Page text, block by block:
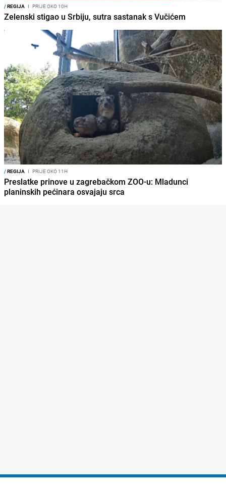
/REGIJA I PRIJE OKO 10H
Zelenski stigao u Srbiju, sutra sastanak s Vučićem
/REGIJA I PRIJE OKO 11H
Preslatke prinove u zagrebačkom ZOO-u: Mladunci
planinskih pećinara osvajaju srca